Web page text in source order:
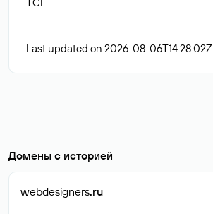
Last updated on 2026-08-06T14:28:02Z
Домены с историей
webdesigners.ru